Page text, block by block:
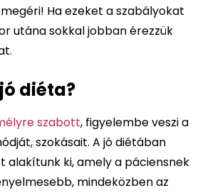
Ha ezeket a szabályokat
utána sokkal jobban érezzük
diéta?
szabott, figyelembe veszi a
szokásait. A jó diétában
alakítunk ki, amely a páciensnek
mindeközben az